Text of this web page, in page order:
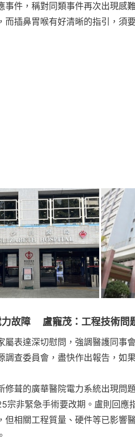
事件，稱對同類事件再次出現感
而插鼻胃喉有好清晰的指引，須
力故障 盧寵茂：工程技術問
屬表達深切慰問，強調醫護同事
調查委員會，盡快作出報告，如
修葺的廣華醫院電力系統出現問
宗非緊急手術要改期。盧則回應
但相關工程質量、硬件等已影響